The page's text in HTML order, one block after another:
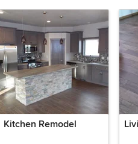
Kitchen Remodel